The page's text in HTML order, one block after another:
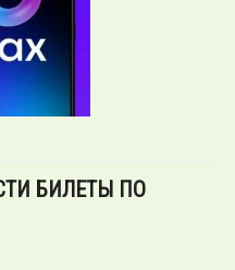
БИЛЕТЫ ПО